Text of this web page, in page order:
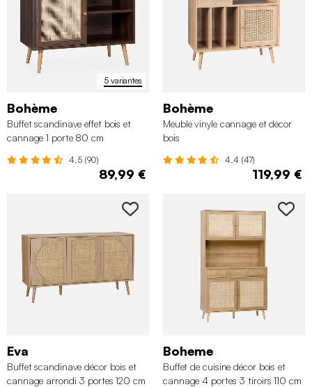
5 variantes
Bohème
Buffet scandinave effet bois et
cannage 1 porte 80 cm
4.5 (90)
89,99 €
Bohème
Meuble vinyle cannage et décor
bois
4.4 (47)
119,99 €
Eva
Buffet scandinave décor bois et
cannage arrondi 3 portes 120 cm
Boheme
Buffet de cuisine décor bois et
cannage 4 portes 3 tiroirs 110 cm